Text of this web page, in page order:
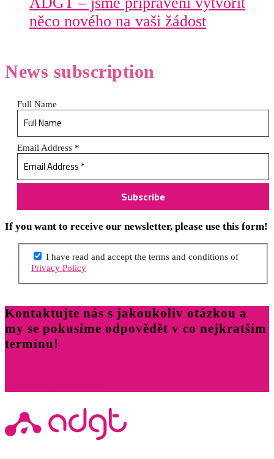
něco nového na vaši žádost
News subscription
Full Name
Email Address *
If you want to receive our newsletter, please use this form!
I have read and accept the terms and conditions of
Privacy Policy
Kontaktujte nás s jakoukoliv otázkou a
my se pokusíme odpovědět v co nejkratším
termínu!